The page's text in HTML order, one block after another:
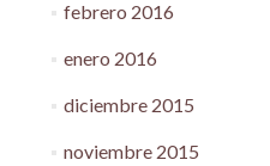
febrero 2016
enero 2016
diciembre 2015
noviembre 2015